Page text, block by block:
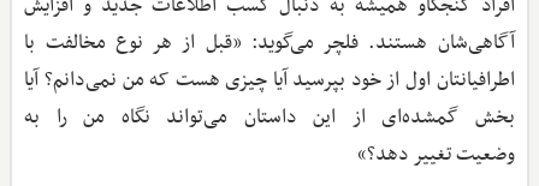
آگاهی‌شان هستند. فلچر می‌گوید: «قبل از هر نوع مخالفت با
اطرافیانتان اول از خود بپرسید آیا چیزی هست که من نمی‌دانم؟ آیا
بخش گمشده‌ای از این داستان می‌تواند نگاه من را به
وضعیت تغییر دهد؟»